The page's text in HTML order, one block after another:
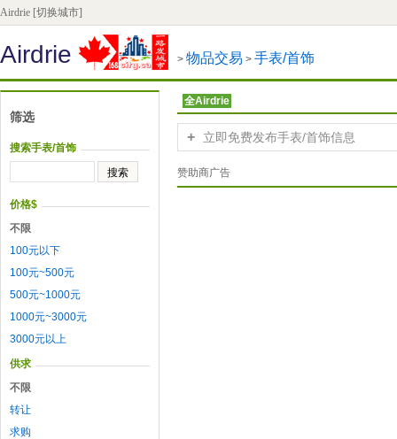
Airdrie [切换城市]
Airdrie > 物品交易 > 手表/首饰
筛选
搜索手表/首饰
价格$
不限
100元以下
100元~500元
500元~1000元
1000元~3000元
3000元以上
供求
不限
转让
求购
全Airdrie
+ 立即免费发布手表/首饰信息
赞助商广告